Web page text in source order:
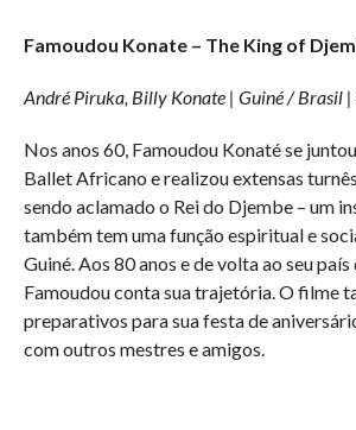
Famoudou Konate – The King of
André Piruka, Billy Konate | Guiné / Brasil |
Nos anos 60, Famoudou Konaté se
Ballet Africano e realizou extensas
sendo aclamado o Rei do Djembe – um
também tem uma função espiritual e
Guiné. Aos 80 anos e de volta ao seu
Famoudou conta sua trajetória. O filme
preparativos para sua festa de
com outros mestres e amigos.